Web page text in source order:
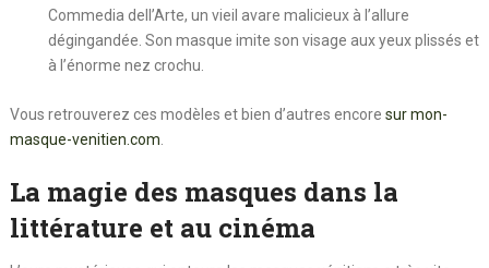
Commedia dell’Arte, un vieil avare malicieux à l’allure
dégingandée. Son masque imite son visage aux yeux plissés et
à l’énorme nez crochu.
Vous retrouverez ces modèles et bien d’autres encore sur mon-
masque-venitien.com
La magie des masques dans la
littérature et au cinéma